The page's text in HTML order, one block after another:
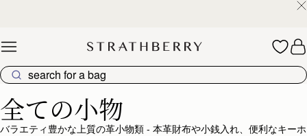
全ての小物
バラエティ豊かな上質の革小物類 - 本革財布や小銭入れ、便利なキーホ